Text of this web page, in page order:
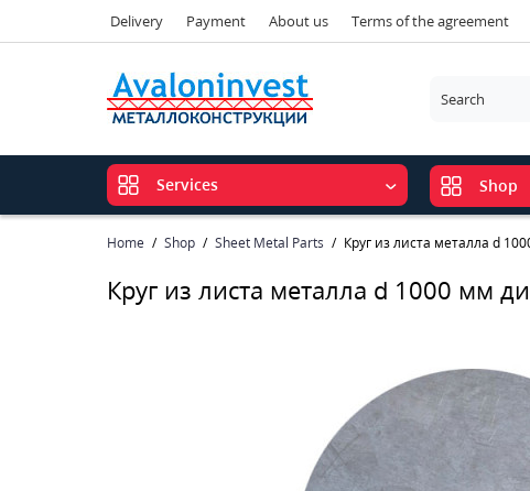
Delivery Payment About us Terms of the agreement
Services Shop
Home Shop Sheet Metal Parts Круг из листа металла d
Круг из листа металла d 1000 мм